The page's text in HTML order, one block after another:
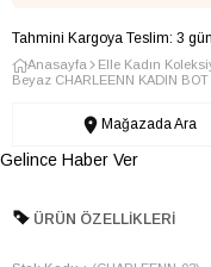
Tahmini Kargoya Teslim: 3
Anasayfa Elle Kadın
Beyaz CHARLEENN KADIN BOT
Mağazada Ara
Gelince Haber Ver
ÜRÜN ÖZELLIKLERI